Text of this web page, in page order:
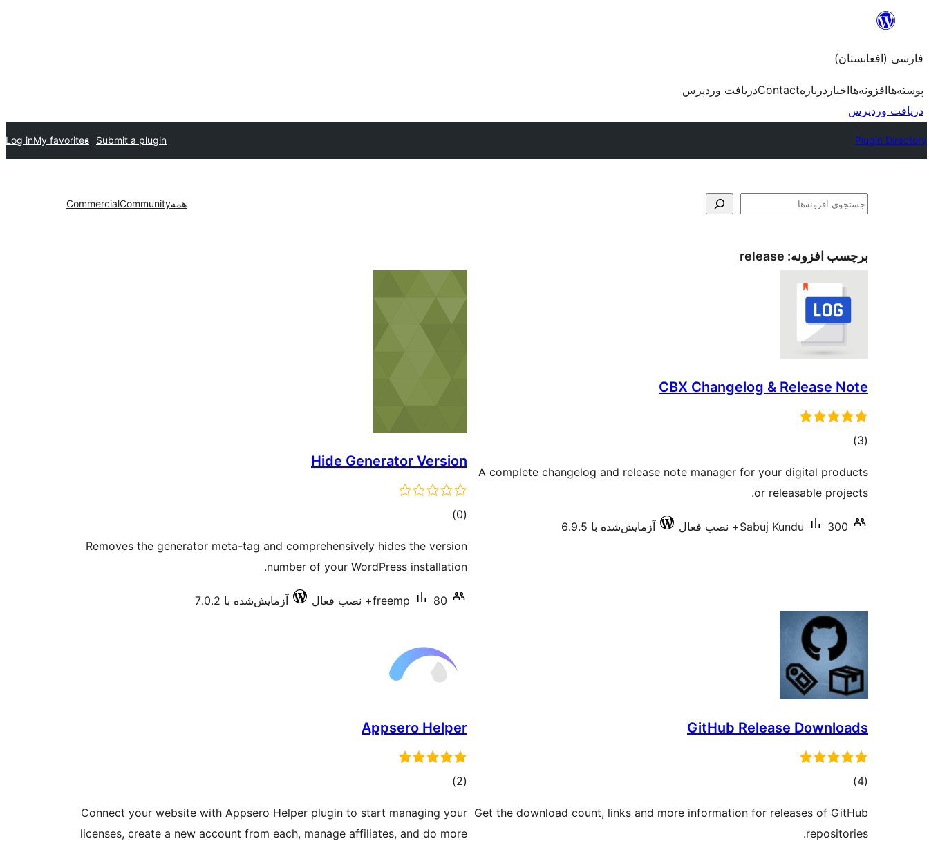
بروید
فارسی (افغانستان)
پوسته‌هاافزونه‌هااخبار دربارهContactدریافت وردپرس
دریافت وردپرس
Plugin Directory
Submit a plugin
My favorites
Log in
جستجو همهCommunity
Commercial
برچسب افزونه: release
CBX Changelog & Release Note
(3 مجموع)
A complete changelog and release note manager for your digital products
or releasable projects.
Sabuj Kundu 300+ نصب فعال آزمایش‌شده با 6.9.5
Hide Generator Version
(0 مجموع)
Removes the generator meta-tag and comprehensively hides the version
number of your WordPress installation.
freemp 80+ نصب فعال آزمایش‌شده با 7.0.2
GitHub Release Downloads
(4 مجموع)
Get the download count, links and more information for releases of GitHub
repositories.
Appsero Helper
(2 مجموع)
Connect your website with Appsero Helper plugin to start managing your
licenses, create a new account from each, manage affiliates, and do more